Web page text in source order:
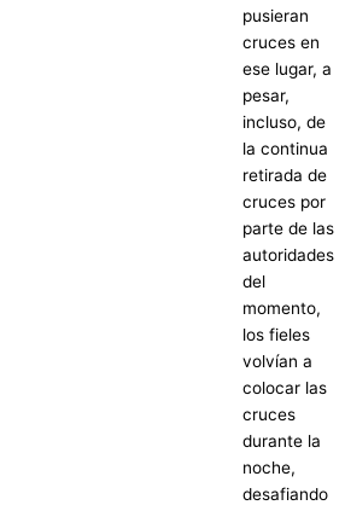
pusieran
cruces en
ese lugar, a
pesar,
incluso, de
la continua
retirada de
cruces por
parte de las
autoridades
del
momento,
los fieles
volvían a
colocar las
cruces
durante la
noche,
desafiando